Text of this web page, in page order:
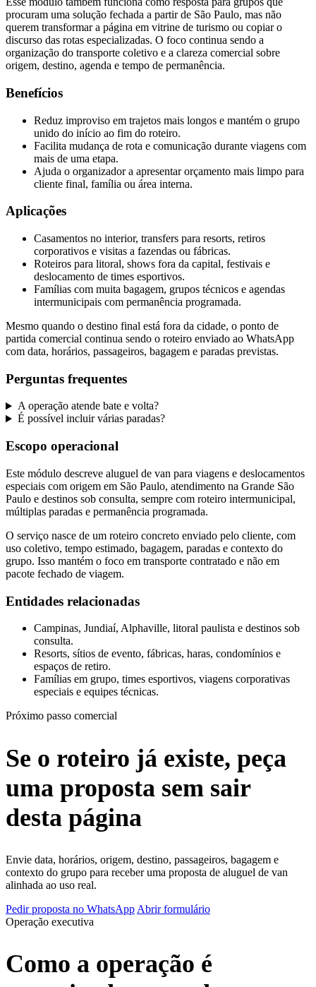
procuram uma solução fechada a partir de São Paulo, mas não
querem transformar a página em vitrine de turismo ou copiar o
discurso das rotas especializadas. O foco continua sendo a
organização do transporte coletivo e a clareza comercial sobre
origem, destino, agenda e tempo de permanência.
Benefícios
Reduz improviso em trajetos mais longos e mantém o grupo
unido do início ao fim do roteiro.
Facilita mudança de rota e comunicação durante viagens com
mais de uma etapa.
Ajuda o organizador a apresentar orçamento mais limpo para
cliente final, família ou área interna.
Aplicações
Casamentos no interior, transfers para resorts, retiros
corporativos e visitas a fazendas ou fábricas.
Roteiros para litoral, shows fora da capital, festivais e
deslocamento de times esportivos.
Famílias com muita bagagem, grupos técnicos e agendas
intermunicipais com permanência programada.
Mesmo quando o destino final está fora da cidade, o ponto de
partida comercial continua sendo o roteiro enviado ao WhatsApp
com data, horários, passageiros, bagagem e paradas previstas.
Perguntas frequentes
A operação atende bate e volta?
É possível incluir várias paradas?
Escopo operacional
Este módulo descreve aluguel de van para viagens e deslocamentos
especiais com origem em São Paulo, atendimento na Grande São
Paulo e destinos sob consulta, sempre com roteiro intermunicipal,
múltiplas paradas e permanência programada.
O serviço nasce de um roteiro concreto enviado pelo cliente, com
uso coletivo, tempo estimado, bagagem, paradas e contexto do
grupo. Isso mantém o foco em transporte contratado e não em
pacote fechado de viagem.
Entidades relacionadas
Campinas, Jundiaí, Alphaville, litoral paulista e destinos sob
consulta.
Resorts, sítios de evento, fábricas, haras, condomínios e
espaços de retiro.
Famílias em grupo, times esportivos, viagens corporativas
especiais e equipes técnicas.
Próximo passo comercial
Se o roteiro já existe, peça
uma proposta sem sair
desta página
Envie data, horários, origem, destino, passageiros, bagagem e
contexto do grupo para receber uma proposta de aluguel de van
alinhada ao uso real.
Pedir proposta no WhatsApp Abrir formulário
Operação executiva
Como a operação é